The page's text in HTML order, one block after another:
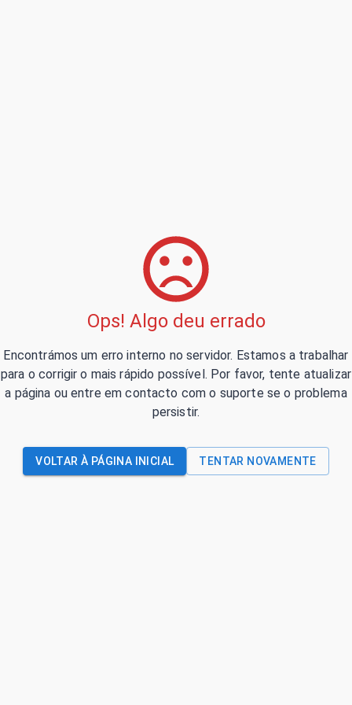
Ops! Algo deu errado
Encontrámos um erro interno no servidor. Estamos a trabalhar
para o corrigir o mais rápido possível. Por favor, tente atualizar
a página ou entre em contacto com o suporte se o problema
persistir.
VOLTAR À PÁGINA INICIAL TENTAR NOVAMENTE